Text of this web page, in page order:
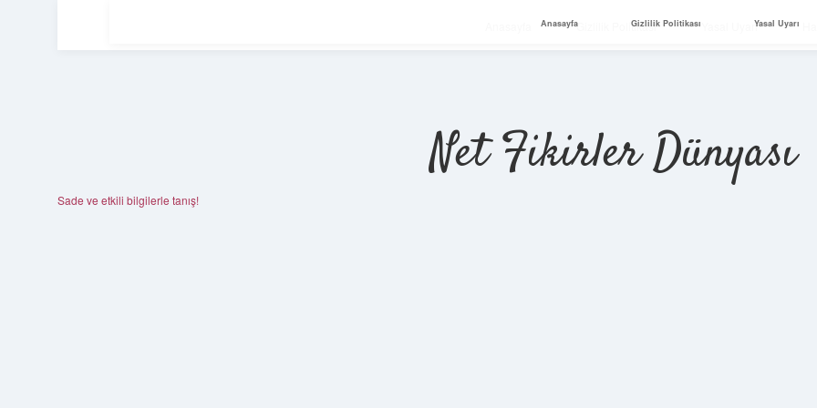
Gizlilik Politikası Yasal Uyarı
Net Fikirler Dünyası
Sade ve etkili bilgilerle tanış!
Anasayfa Gizlilik Politikası Yasal Uyarı